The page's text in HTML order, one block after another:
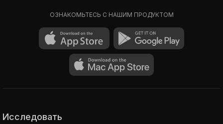
ОЗНАКОМЬТЕСЬ С НАШИМ ПРОДУКТОМ
Исследовать